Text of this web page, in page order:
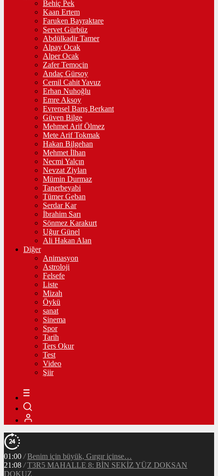
Behiç Pek
Kaan Ertem
Faruken Bayraktare
Servet Gürbüz
Abdülkadir Tamer
Alpay Ocak
Alper Ocak
Zafer Temoçin
Andaç Gürsoy
Cemil Cahit Yavuz
Erhan Nuhoğlu
Emre Aksoy
Evrensel Barış Berkant
Güven Bilge
Mehmet Arif Ölmez
Mete Arif Tokmak
Hakan Bilgehan
Mehmet İlhan
Necmi Yalçın
Nevzat Ziylan
Mümin Durmaz
Tanerbeyabi
Tümer Geban
Serdar Kar
İbrahim Sarı
Sönmez Karakurt
Uğur Günel
Ali Hakan Alan
Diğer
Animasyon
Astroloji
Felsefe
Liste
Mizah
Öykü
sanat
Sinema
Spor
Tarih
Ters Okur
Test
Video
Şiir
01:00 / Benim için büyük, Gırgır içinse…
21:08 / T3R5 MAHALLE 8: BİN SEKİZ YÜZ DOKSAN
DOKUZ